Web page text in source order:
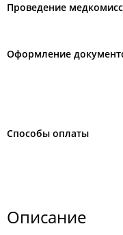
Проведение
Оформление
Способы оплаты
Описание